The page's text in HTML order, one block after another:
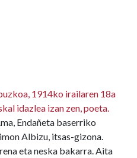
1914ko irailaren 18a
idazlea izan zen, poeta.
Endañeta baserriko
Albizu, itsas-gizona.
eta neska bakarra. Aita